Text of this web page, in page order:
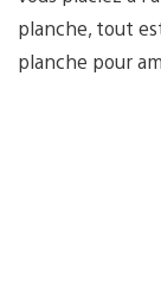
planche, tout
planche pour